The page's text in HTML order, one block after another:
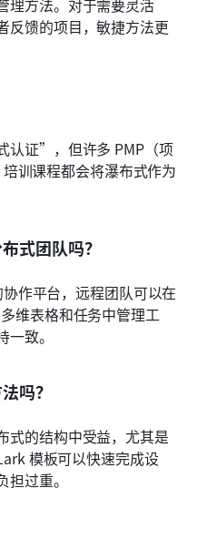
理方法。对于需要灵活
反馈的项目，敏捷方法更
认证”，但许多 PMP（项
训课程都会将瀑布式作为
式团队吗？
作平台，远程团队可以在
维表格和任务中管理工
致。
吗？
式的结构中受益，尤其是
模板可以快速完成设
过重。